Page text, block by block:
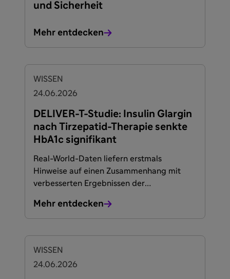
und Sicherheit
Mehr entdecken
WISSEN
24.06.2026
DELIVER-T-Studie: Insulin Glargin
nach Tirzepatid-Therapie senkte
HbA1c signifikant
Real-World-Daten liefern erstmals
Hinweise auf einen Zusammenhang mit
verbesserten Ergebnissen der
mit Typ-2-Diabetes.
Mehr entdecken
WISSEN
24.06.2026